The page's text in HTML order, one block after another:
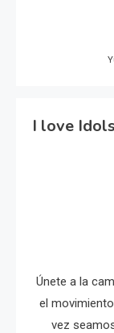
I love Idols
Únete a la
el
vez